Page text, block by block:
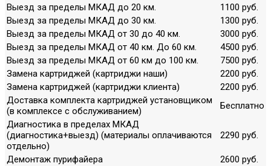
Выезд за пределы МКАД до 20 км.
1100 руб.
Выезд за пределы МКАД до 30 км.
1300 руб.
Выезд за пределы МКАД от 30 до 40 км.
3000 руб.
Выезд за пределы МКАД от 40 км. До 60 км.
4500 руб.
Выезд за пределы МКАД от 60 км до 100 км.
7500 руб.
Замена картриджей (картриджи наши)
2200 руб.
Замена картриджей (картриджи клиента)
2200 руб.
Доставка комплекта картриджей установщиком
(в комплексе с обслуживанием)
Бесплатно
Диагностика в пределах МКАД
(диагностика+выезд) (материалы оплачиваются
отдельно)
2290 руб.
Демонтаж пурифайера
2600 руб.